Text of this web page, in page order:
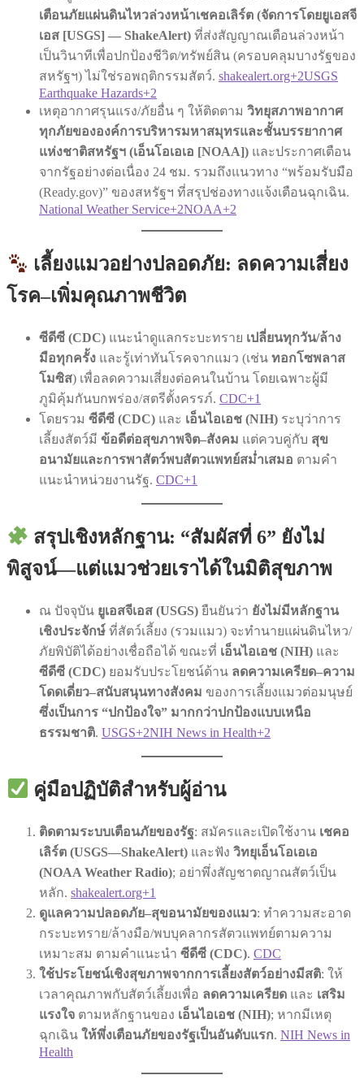
เตือนภัยแผ่นดินไหวล่วงหน้าเชคอเลิร์ต (จัดการโดยยูเอสจี
เอส [USGS] — ShakeAlert) ที่ส่งสัญญาณเตือนล่วงหน้า
เป็นวินาทีเพื่อปกป้องชีวิต/ทรัพย์สิน (ครอบคลุมบางรัฐของ
สหรัฐฯ) ไม่ใช่รอพฤติกรรมสัตว์. shakealert.org+2USGS
Earthquake Hazards+2
เหตุอากาศรุนแรง/ภัยอื่น ๆ ให้ติดตาม วิทยุสภาพอากาศ
ทุกภัยขององค์การบริหารมหาสมุทรและชั้นบรรยากาศ
แห่งชาติสหรัฐฯ (เอ็นโอเอเอ [NOAA]) และประกาศเตือน
จากรัฐอย่างต่อเนื่อง 24 ชม. รวมถึงแนวทาง “พร้อมรับมือ
(Ready.gov)” ของสหรัฐฯ ที่สรุปช่องทางแจ้งเตือนฉุกเฉิน.
National Weather Service+2NOAA+2
เลี้ยงแมวอย่างปลอดภัย: ลดความเสี่ยง
โรค–เพิ่มคุณภาพชีวิต
ซีดีซี (CDC) แนะนำดูแลกระบะทราย เปลี่ยนทุกวัน/ล้าง
มือทุกครั้ง และรู้เท่าทันโรคจากแมว (เช่น ทอกโซพลาส
โมซิส) เพื่อลดความเสี่ยงต่อคนในบ้าน โดยเฉพาะผู้มี
ภูมิคุ้มกันบกพร่อง/สตรีตั้งครรภ์. CDC+1
โดยรวม ซีดีซี (CDC) และ เอ็นไอเอช (NIH) ระบุว่าการ
เลี้ยงสัตว์มี ข้อดีต่อสุขภาพจิต–สังคม แต่ควบคู่กับ สุข
อนามัยและการพาสัตว์พบสัตวแพทย์สม่ำเสมอ ตามคำ
แนะนำหน่วยงานรัฐ. CDC+1
สรุปเชิงหลักฐาน: “สัมผัสที่ 6” ยังไม่
พิสูจน์—แต่แมวช่วยเราได้ในมิติสุขภาพ
ณ ปัจจุบัน ยูเอสจีเอส (USGS) ยืนยันว่า ยังไม่มีหลักฐาน
เชิงประจักษ์ ที่สัตว์เลี้ยง (รวมแมว) จะทำนายแผ่นดินไหว/
ภัยพิบัติได้อย่างเชื่อถือได้ ขณะที่ เอ็นไอเอช (NIH) และ
ซีดีซี (CDC) ยอมรับประโยชน์ด้าน ลดความเครียด–ความ
โดดเดี่ยว–สนับสนุนทางสังคม ของการเลี้ยงแมวต่อมนุษย์
ซึ่งเป็นการ “ปกป้องใจ” มากกว่าปกป้องแบบเหนือ
ธรรมชาติ. USGS+2NIH News in Health+2
คู่มือปฏิบัติสำหรับผู้อ่าน
ติดตามระบบเตือนภัยของรัฐ: สมัครและเปิดใช้งาน เชคอ
เลิร์ต (USGS—ShakeAlert) และฟัง วิทยุเอ็นโอเอเอ
(NOAA Weather Radio); อย่าพึ่งสัญชาตญาณสัตว์เป็น
หลัก. shakealert.org+1
ดูแลความปลอดภัย–สุขอนามัยของแมว: ทำความสะอาด
กระบะทราย/ล้างมือ/พบบุคลากรสัตวแพทย์ตามความ
เหมาะสม ตามคำแนะนำ ซีดีซี (CDC). CDC
ใช้ประโยชน์เชิงสุขภาพจากการเลี้ยงสัตว์อย่างมีสติ: ให้
เวลาคุณภาพกับสัตว์เลี้ยงเพื่อ ลดความเครียด และ เสริม
แรงใจ ตามหลักฐานของ เอ็นไอเอช (NIH); หากมีเหตุ
ฉุกเฉิน ให้พึ่งเตือนภัยของรัฐเป็นอันดับแรก. NIH News in
Health